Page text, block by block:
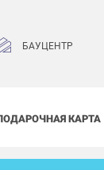
БАУЦЕНТР
КАРТА